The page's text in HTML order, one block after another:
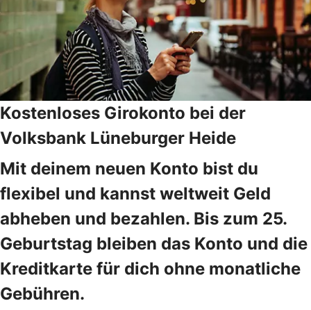
Kostenloses Girokonto bei der
Volksbank Lüneburger Heide
Mit deinem neuen Konto bist du
flexibel und kannst weltweit Geld
abheben und bezahlen. Bis zum 25.
Geburtstag bleiben das Konto und die
Kreditkarte für dich ohne monatliche
Gebühren.